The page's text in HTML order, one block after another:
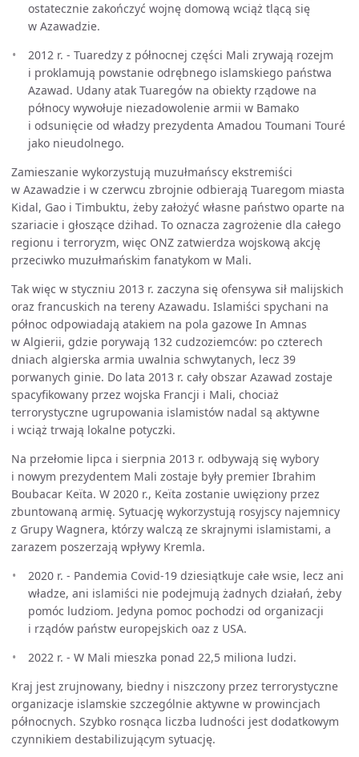
ostatecznie zakończyć wojnę domową wciąż tlącą się
w Azawadzie.
2012 r. - Tuaredzy z północnej części Mali zrywają rozejm
i proklamują powstanie odrębnego islamskiego państwa
Azawad. Udany atak Tuaregów na obiekty rządowe na
północy wywołuje niezadowolenie armii w Bamako
i odsunięcie od władzy prezydenta Amadou Toumani Touré
jako nieudolnego.
Zamieszanie wykorzystują muzułmańscy ekstremiści
w Azawadzie i w czerwcu zbrojnie odbierają Tuaregom miasta
Kidal, Gao i Timbuktu, żeby założyć własne państwo oparte na
szariacie i głoszące dżihad. To oznacza zagrożenie dla całego
regionu i terroryzm, więc ONZ zatwierdza wojskową akcję
przeciwko muzułmańskim fanatykom w Mali.
Tak więc w styczniu 2013 r. zaczyna się ofensywa sił malijskich
oraz francuskich na tereny Azawadu. Islamiści spychani na
północ odpowiadają atakiem na pola gazowe In Amnas
w Algierii, gdzie porywają 132 cudzoziemców: po czterech
dniach algierska armia uwalnia schwytanych, lecz 39
porwanych ginie. Do lata 2013 r. cały obszar Azawad zostaje
spacyfikowany przez wojska Francji i Mali, chociaż
terrorystyczne ugrupowania islamistów nadal są aktywne
i wciąż trwają lokalne potyczki.
Na przełomie lipca i sierpnia 2013 r. odbywają się wybory
i nowym prezydentem Mali zostaje były premier Ibrahim
Boubacar Keïta. W 2020 r., Keïta zostanie uwięziony przez
zbuntowaną armię. Sytuację wykorzystują rosyjscy najemnicy
z Grupy Wagnera, którzy walczą ze skrajnymi islamistami, a
zarazem poszerzają wpływy Kremla.
2020 r. - Pandemia Covid-19 dziesiątkuje całe wsie, lecz ani
władze, ani islamiści nie podejmują żadnych działań, żeby
pomóc ludziom. Jedyna pomoc pochodzi od organizacji
i rządów państw europejskich oaz z USA.
2022 r. - W Mali mieszka ponad 22,5 miliona ludzi.
Kraj jest zrujnowany, biedny i niszczony przez terrorystyczne
organizacje islamskie szczególnie aktywne w prowincjach
północnych. Szybko rosnąca liczba ludności jest dodatkowym
czynnikiem destabilizującym sytuację.